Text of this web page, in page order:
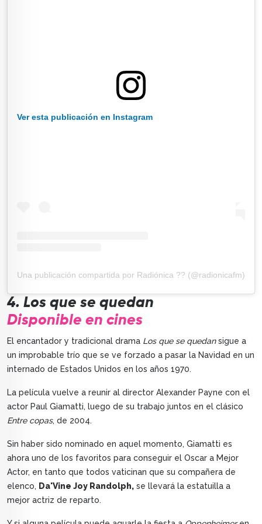
Ver esta publicación en Instagram
Una publicación compartida por Radiónica ?? (@radionicafm)
4. Los que se quedan
Disponible en cines
El encantador y tradicional drama Los que se quedansigue a
un improbable trío que se ve forzado a pasar la Navidad en un
internado de Estados Unidos en los años 1970.
La película vuelve a reunir al director Alexander Payne con el
actor Paul Giamatti, luego de su trabajo juntos en el clásico
Entre copas, de 2004.
Sin haber sido nominado en aquel momento, Giamatti es
ahora uno de los favoritos para conseguir el Oscar a Mejor
Actor, en tanto que todos vaticinan que su compañera de
elenco, Da'Vine Joy Randolph, se llevará la estatuilla a
mejor actriz de reparto.